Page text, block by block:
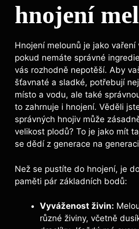
hnojení
Hnojení melounů je jako
pokud nemáte správné
vás‍ rozhodně‌ nepotěší. Aby
šťavnaté a sladké, potřebují
místo a vodu, ale⁢ také
to zahrnuje ​i hnojení. Věděli
správných⁤ hnojiv může
velikost plodů?​ To je jako mít
se dědí z generace na⁢
Než se ‌pustíte do hnojení, je
paměti pár základních bodů:
Vyváženost živin:
různé živiny, včetně